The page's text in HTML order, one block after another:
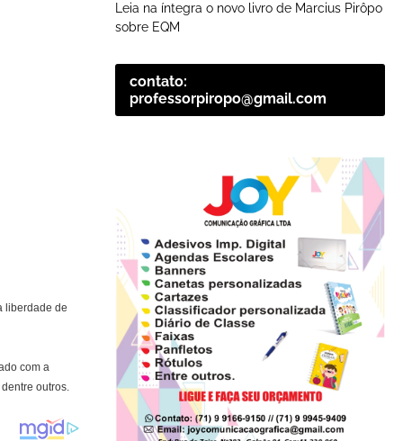
liberdade de
com a
outros.
Leia na íntegra o novo livro de Marcius Pirôpo
sobre EQM
contato:
professorpiropo@gmail.com